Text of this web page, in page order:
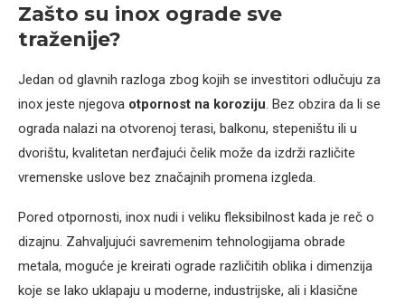
Zašto su inox ograde sve
traženije?
Jedan od glavnih razloga zbog kojih se investitori odlučuju za
inox jeste njegova otpornost na koroziju. Bez obzira da li se
ograda nalazi na otvorenoj terasi, balkonu, stepeništu ili u
dvorištu, kvalitetan nerđajući čelik može da izdrži različite
vremenske uslove bez značajnih promena izgleda.
Pored otpornosti, inox nudi i veliku fleksibilnost kada je reč o
dizajnu. Zahvaljujući savremenim tehnologijama obrade
metala, moguće je kreirati ograde različitih oblika i dimenzija
koje se lako uklapaju u moderne, industrijske, ali i klasične